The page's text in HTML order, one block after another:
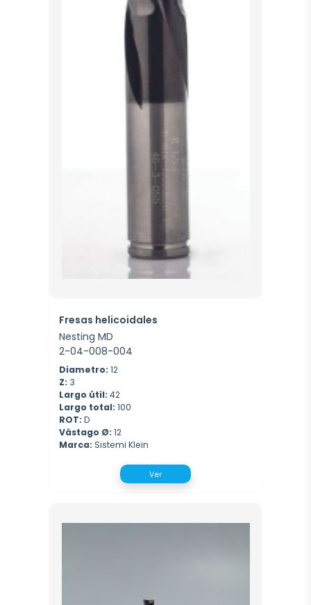
Fresas helicoidales
Nesting MD
2-04-008-004
Diametro: 12
Z: 3
Largo útil: 42
Largo total: 100
ROT: D
Vástago Ø: 12
Marca: Sistemi Klein
Ver